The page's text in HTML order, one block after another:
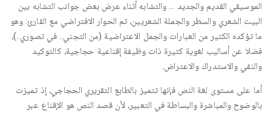
الموسيقي القديم والجديد ... والتشابه أثناء عرض بعض جوانب التشابه بين
البيت الشعري والسطر والجملة الشعريين، ثم الحوار الافتراضي مع القارئ: وهو
ما تؤكده الكثير من العبارات والجمل الاعتراضية (من التجني.. في تصوري..)،
فضلا عن أساليب لغوية كثيرة ذات وظيفة إقناعية حجاجية، كالتوكيد
والنفي والاستدراك والاعتراض.
أما على مستوى لغة النص فإنها تتميز بالطابع التقريري الحجاجي، إذ تميزت
بالوضوح والمباشرة والبساطة في التعبير، لأن قصد النص هو الإقناع عبر